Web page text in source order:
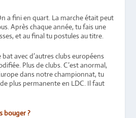
a fini en quart. La marche était peut
Après chaque année, tu fais une
et au final tu postules au titre.
bat avec d’autres clubs européens
Plus de clubs. C’est anormal,
dans notre championnat, tu
plus permanente en LDC. Il faut
bouger ?